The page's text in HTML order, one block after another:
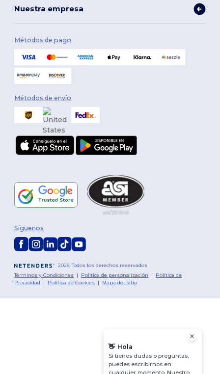
Nuestra empresa
Métodos de pago
Métodos de envío
2026. Todos los derechos reservados
Términos y Condiciones | Política de personalización | Política de
Privacidad | Política de Cookies | Mapa del sitio
Síguenos
👋 Hola
Si tienes dudas o preguntas,
puedes escribirnos en
cualquier momento. Nuestro